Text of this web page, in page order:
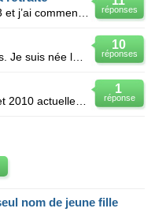
réponses
10
réponses
1
réponse
nom de jeune fille